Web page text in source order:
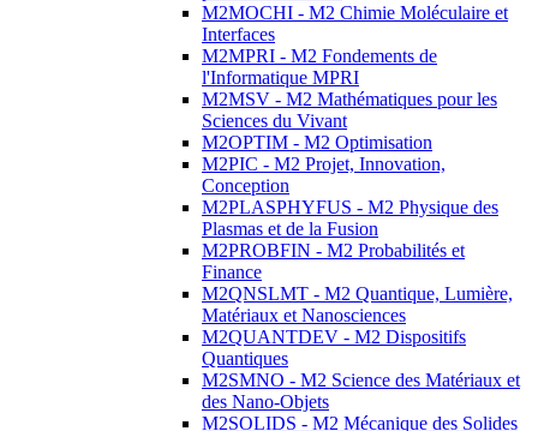
M2MOCHI - M2 Chimie Moléculaire et
Interfaces
M2MPRI - M2 Fondements de
l'Informatique MPRI
M2MSV - M2 Mathématiques pour les
Sciences du Vivant
M2OPTIM - M2 Optimisation
M2PIC - M2 Projet, Innovation,
Conception
M2PLASPHYFUS - M2 Physique des
Plasmas et de la Fusion
M2PROBFIN - M2 Probabilités et
Finance
M2QNSLMT - M2 Quantique, Lumière,
Matériaux et Nanosciences
M2QUANTDEV - M2 Dispositifs
Quantiques
M2SMNO - M2 Science des Matériaux et
des Nano-Objets
M2SOLIDS - M2 Mécanique des Solides